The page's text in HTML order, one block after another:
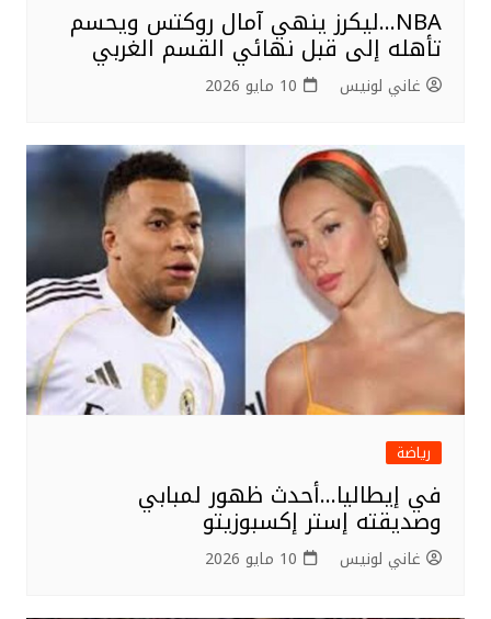
NBA…ليكرز ينهي آمال روكتس ويحسم
تأهله إلى قبل نهائي القسم الغربي
غاني لونيس 10 مايو 2026
رياضة
في إيطاليا…أحدث ظهور لمبابي
وصديقته إستر إكسبوزيتو
غاني لونيس 10 مايو 2026